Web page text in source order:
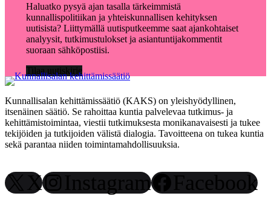
Haluatko pysyä ajan tasalla tärkeimmistä
kunnallispolitiikan ja yhteiskunnallisen kehityksen
uutisista? Liittymällä uutisputkeemme saat ajankohtaiset
analyysit, tutkimustulokset ja asiantuntijakommentit
suoraan sähköpostiisi.
Tilaa uutiskirje
Kunnallisalan kehittämissäätiö (KAKS) on yleishyödyllinen,
itsenäinen säätiö. Se rahoittaa kuntia palvelevaa tutkimus- ja
kehittämistoimintaa, viestii tutkimuksesta monikanavaisesti ja tukee
tekijöiden ja tutkijoiden välistä dialogia. Tavoitteena on tukea kuntia
sekä parantaa niiden toimintamahdollisuuksia.
X Instagram Facebook